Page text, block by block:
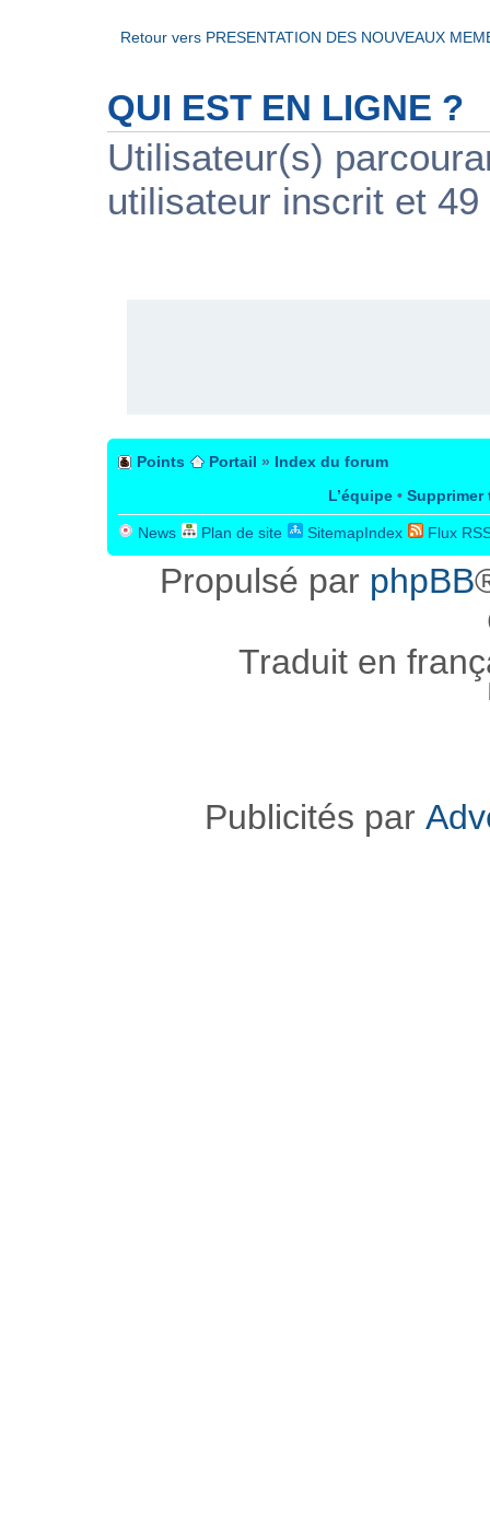
Retour vers PRESENTATION DES NOUVEAUX
QUI EST EN LIGNE ?
Utilisateur(s)
utilisateur inscrit et
Points Portail » Index du forum
L’équipe • Supprimer
News Plan de site SitemapIndex Flux
Propulsé par phpBB
Traduit en
Publicités par